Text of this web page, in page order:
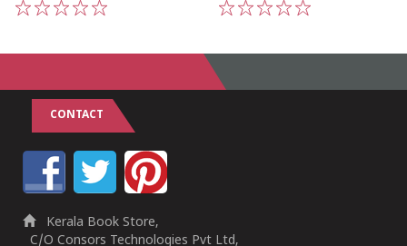
CONTACT
Kerala Book Store,
C/O Consors Technologies Pvt Ltd,